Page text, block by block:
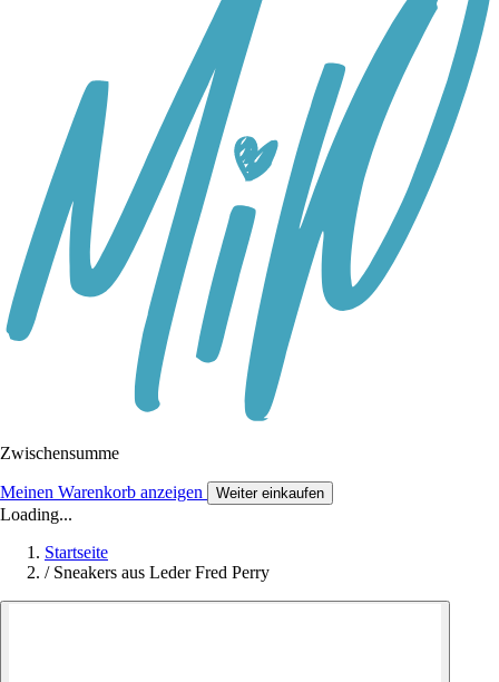
Zwischensumme
Meinen Warenkorb anzeigen Weiter einkaufen
Loading...
Startseite
/ Sneakers aus Leder Fred Perry